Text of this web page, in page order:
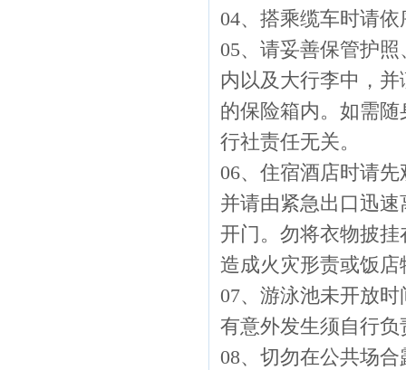
04、搭乘缆车时请
05、请妥善保管护
内以及大行李中，
的保险箱内。如需
行社责任无关。
06、住宿酒店时请
并请由紧急出口迅
开门。勿将衣物披
造成火灾形责或饭
07、游泳池未开放
有意外发生须自行负
08、切勿在公共场